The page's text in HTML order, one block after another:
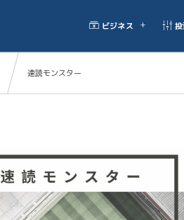
ビジネス
速読モンスター